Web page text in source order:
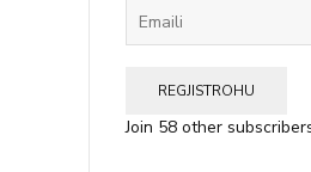
REGJISTROHU
Join 58 other